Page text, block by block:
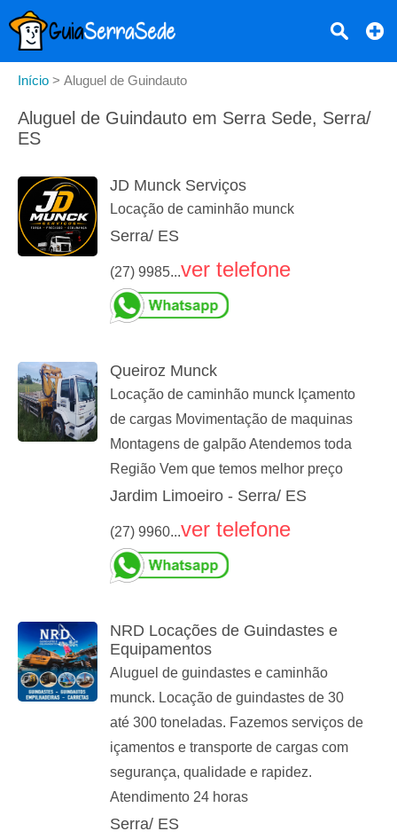
Início > Aluguel de Guindauto
Aluguel de Guindauto em Serra Sede, Serra/
ES
JD Munck Serviços
Locação de caminhão munck
Serra/ ES
(27) 9985...ver telefone
Queiroz Munck
Locação de caminhão munck Içamento
de cargas Movimentação de maquinas
Montagens de galpão Atendemos toda
Região Vem que temos melhor preço
Jardim Limoeiro - Serra/ ES
(27) 9960...ver telefone
NRD Locações de Guindastes e
Equipamentos
Aluguel de guindastes e caminhão
munck. Locação de guindastes de 30
até 300 toneladas. Fazemos serviços de
içamentos e transporte de cargas com
segurança, qualidade e rapidez.
Atendimento 24 horas
Serra/ ES